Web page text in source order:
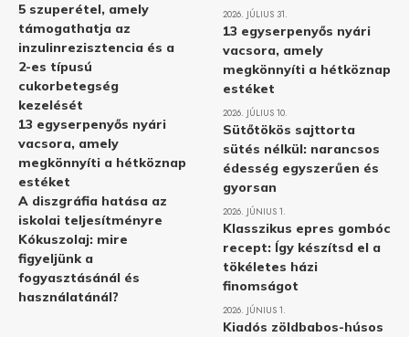
5 szuperétel, amely
támogathatja az
inzulinrezisztencia és a
2-es típusú
cukorbetegség
kezelését
13 egyserpenyős nyári
vacsora, amely
megkönnyíti a hétköznap
estéket
A diszgráfia hatása az
iskolai teljesítményre
Kókuszolaj: mire
figyeljünk a
fogyasztásánál és
használatánál?
2026. JÚLIUS 31.
13 egyserpenyős nyári
vacsora, amely
megkönnyíti a hétköznap
estéket
2026. JÚLIUS 10.
Sütőtökös sajttorta
sütés nélkül: narancsos
édesség egyszerűen és
gyorsan
2026. JÚNIUS 1.
Klasszikus epres gombóc
recept: Így készítsd el a
tökéletes házi
finomságot
2026. JÚNIUS 1.
Kiadós zöldbabos-húsos